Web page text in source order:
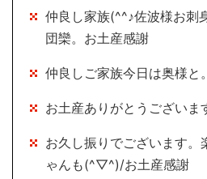
仲良し家族(^^♪佐波様お刺
団欒。お土産感謝
仲良しご家族今日は奥様と
お土産ありがとうございま
お久し振りでございます。
ゃんも(^▽^)/お土産感謝